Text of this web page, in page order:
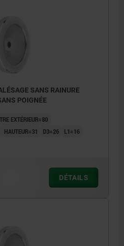
SANS RAINURE
POIGNÉE
EXTÉRIEUR=80
HAUTEUR=31 D3=26 L1=16
DÉTAILS